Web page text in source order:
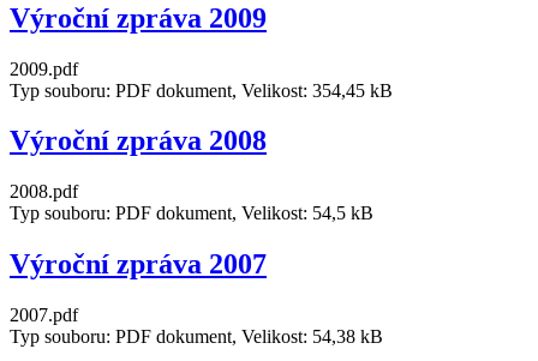
Výroční zpráva 2009
2009.pdf
Typ souboru: PDF dokument, Velikost: 354,45 kB
Výroční zpráva 2008
2008.pdf
Typ souboru: PDF dokument, Velikost: 54,5 kB
Výroční zpráva 2007
2007.pdf
Typ souboru: PDF dokument, Velikost: 54,38 kB